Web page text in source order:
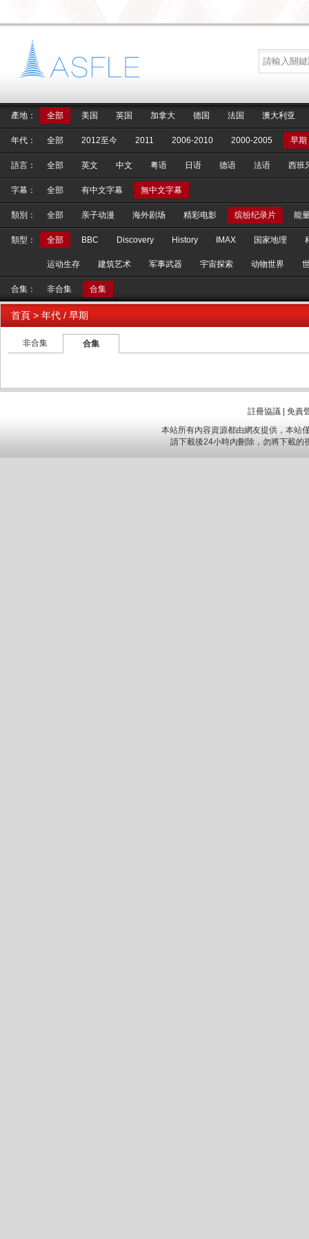
產地： 全部 美国 英国 加拿大 德国 法国 澳大利亚
年代： 全部 2012至今 2011 2006-2010 2000-2005 早期
語言： 全部 英文 中文 粤语 日语 德语 法语 西班
字幕： 全部 有中文字幕 無中文字幕
類別： 全部 亲子动漫 海外剧场 精彩电影 缤纷纪录片 能
類型： 全部 BBC Discovery History IMAX 国家地理
运动生存 建筑艺术 军事武器 宇宙探索 动物世界
合集： 非合集 合集
首頁 > 年代 / 早期
非合集 合集
註冊協議
免責
本站所有內容資源都由網友提供，本站
請下載後24小時內刪除，勿將下載的